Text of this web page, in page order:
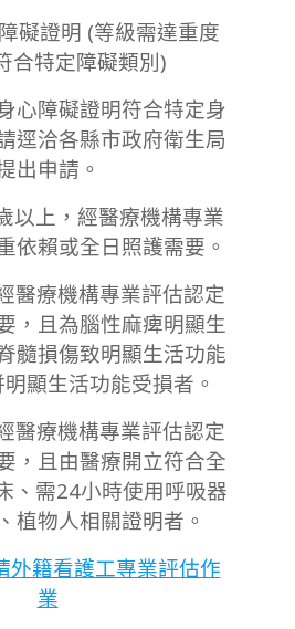
礙證明 (等級需達重度
合特定障礙類別)
心障礙證明符合特定身
逕洽各縣市政府衛生局
出申請。
以上，經醫療機構專業
依賴或全日照護需要。
醫療機構專業評估認定
，且為腦性麻痺明顯生
髓損傷致明顯生活功能
顯生活功能受損者。
醫療機構專業評估認定
，且由醫療開立符合全
、需24小時使用呼吸器
植物人相關證明者。
外籍看護工專業評估作
業